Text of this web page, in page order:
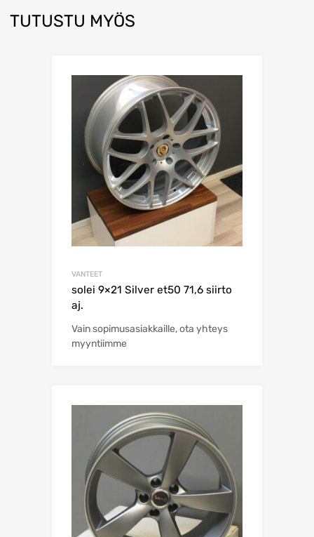
TUTUSTU MYÖS
VANTEET
solei 9×21 Silver et50 71,6 siirto
aj.
Vain sopimusasiakkaille, ota yhteys
myyntiimme